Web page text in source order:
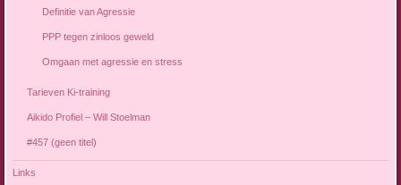
Definitie van Agressie
PPP tegen zinloos geweld
Omgaan met agressie en stress
Tarieven Ki-training
Aikido Profiel – Will Stoelman
#457 (geen titel)
Links